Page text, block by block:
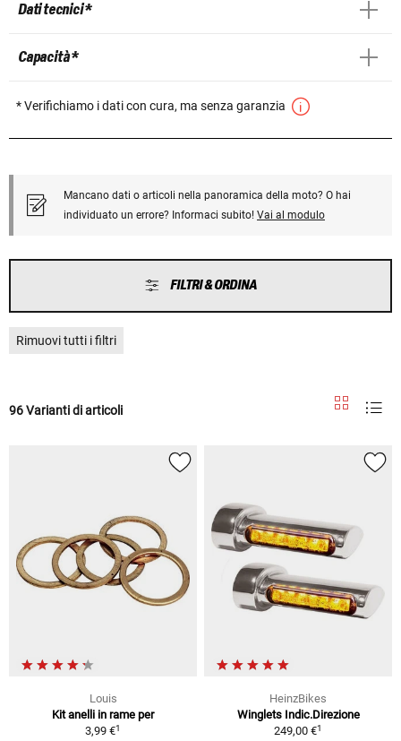
Dati tecnici *
Capacità *
* Verifichiamo i dati con cura, ma senza garanzia
Mancano dati o articoli nella panoramica della moto? O hai
individuato un errore? Informaci subito! Vai al modulo
FILTRI & ORDINA
Rimuovi tutti i filtri
96 Varianti di articoli
Louis
Kit anelli in rame per
3,99 €1
HeinzBikes
Winglets Indic.Direzione
249,00 €1